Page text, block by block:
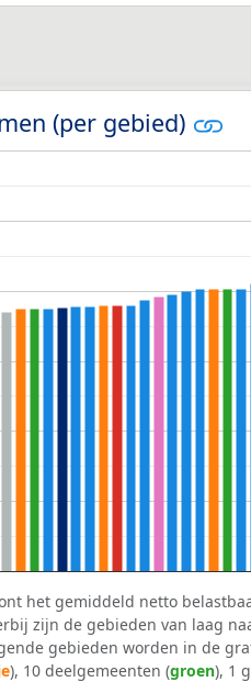
(per gebied)
het gemiddeld netto
zijn de gebieden van laag
gebieden worden in de
), 10 deelgemeenten (groen), 1